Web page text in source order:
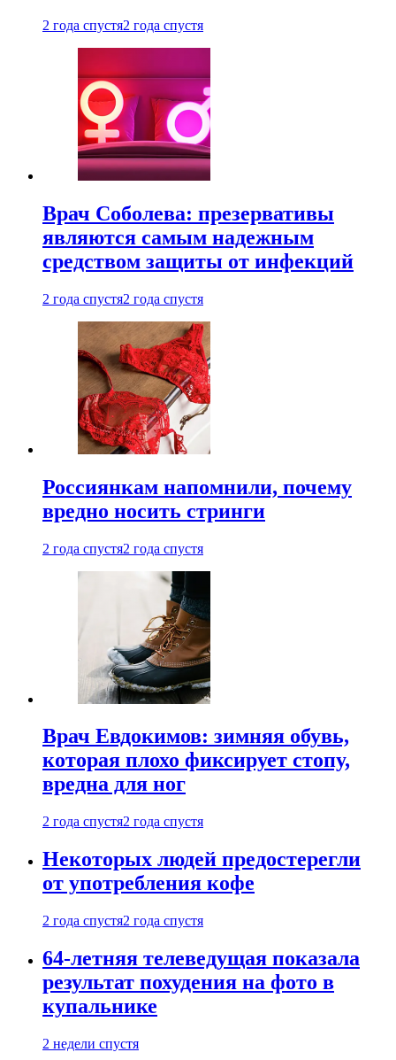
2 года спустя2 года спустя
Врач Соболева: презервативы
являются самым надежным
средством защиты от инфекций
2 года спустя2 года спустя
Россиянкам напомнили, почему
вредно носить стринги
2 года спустя2 года спустя
Врач Евдокимов: зимняя обувь,
которая плохо фиксирует стопу,
вредна для ног
2 года спустя2 года спустя
Некоторых людей предостерегли
от употребления кофе
2 года спустя2 года спустя
64-летняя телеведущая показала
результат похудения на фото в
купальнике
2 недели спустя